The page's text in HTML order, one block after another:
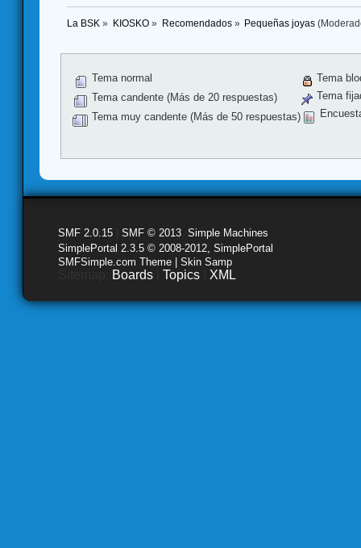
La BSK » KIOSKO» Recomendados» Pequeñas joyas
Tema normal
Tema candente (Más de 20 respuestas)
Tema muy candente (Más de 50 respuestas)
Tema
Tema
SMF 2.0.15 SMF © 2013 Simple Machines
SimplePortal 2.3.5 © 2008-2012, SimplePortal
SMFSimple.com Theme | Skin Samp
Boards Topics XML